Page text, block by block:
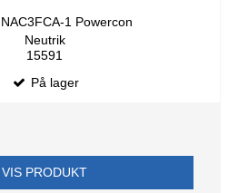
1 Powercon
Neutrik
15591
På lager
VIS PRODUKT